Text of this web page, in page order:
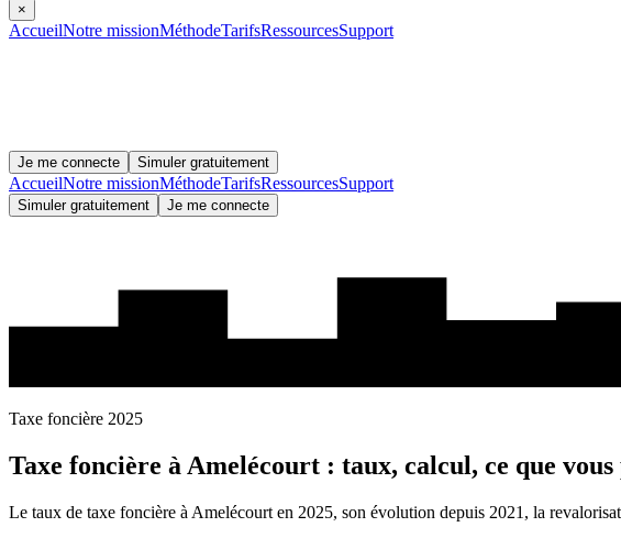
×
AccueilNotre missionMéthodeTarifsRessourcesSupport
Je me connecte Simuler gratuitement
AccueilNotre missionMéthodeTarifsRessourcesSupport
Simuler gratuitement Je me connecte
Taxe foncière 2025
Taxe foncière à Amelécourt : taux, calcul, ce que
Le taux de taxe foncière à Amelécourt en 2025, son évolution depuis 2021, la